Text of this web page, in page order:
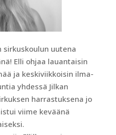
sirkuskoulun uutena
Elli ohjaa lauantaisin
ja keskiviikkoisin ilma-
yhdessä Jilkan
harrastuksena jo
viime keväänä